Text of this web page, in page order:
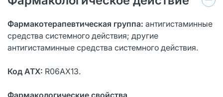
Фармакотерапевтическая группа: антигистаминные
средства системного действия; другие
антигистаминные средства системного действия.
Код АТХ: R06AX13.
Фармакологические свойства